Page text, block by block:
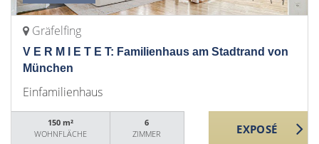
Gräfelfing
V E R M I E T E T: Familienhaus am Stadtrand von
München
Einfamilienhaus
150 m²
WOHNFLÄCHE
6
ZIMMER